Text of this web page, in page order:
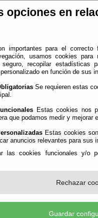
opciones en
importantes para el
usamos cookies
seguro, recopilar estadísticas
en función de sus
Se requieren estas
Estas cookies nos
que podamos medir y mejorar
Estas cookies
anuncios relevantes para sus
las cookies funcionales y/o
Rechazar
Guardar
Información
a través de este sitio
intelectual.
intelectual del contenido
en su caso a laDiputación
que contiene.
de uso personal y privado,
de estas entidades.
clase contenidos en el
los derechos de propiedad